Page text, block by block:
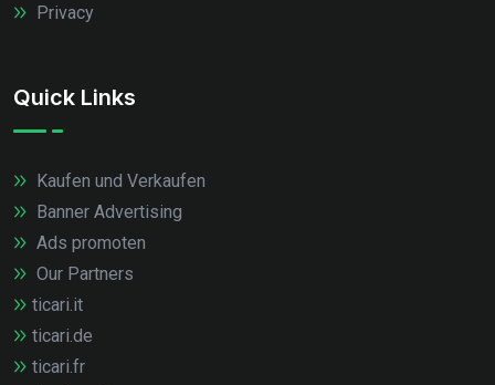
Privacy
Quick Links
Kaufen und Verkaufen
Banner Advertising
Ads promoten
Our Partners
ticari.it
ticari.de
ticari.fr